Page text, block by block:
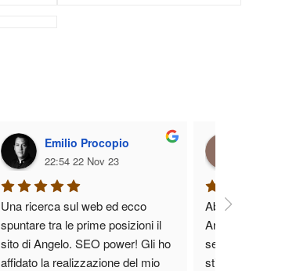
Emilio Procopio
22:54 22 Nov 23
Una ricerca sul web ed ecco
spuntare tra le prime posizioni il
sito di Angelo. SEO power! Gli ho
affidato la realizzazione del mio
Abbiamo iniziato a
Angelo qualche
seguire il nostro e-
stiamo